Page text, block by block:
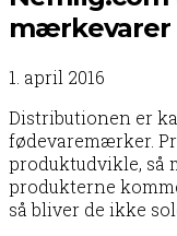
mærkevarer
1. april 2016
Distributionen er
fødevaremærker.
produktudvikle, så
produkterne
så bliver de ikke